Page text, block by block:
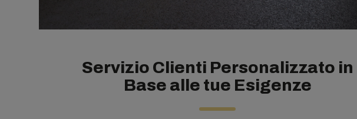
Servizio Clienti Personalizzato in
Base alle tue Esigenze